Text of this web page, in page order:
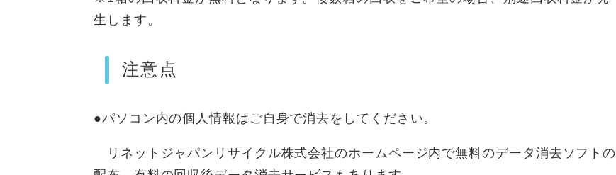
生します。
注意点
●パソコン内の個人情報はご自身で消去をしてください。
リネットジャパンリサイクル株式会社のホームページ内で無料のデータ消去ソフトの